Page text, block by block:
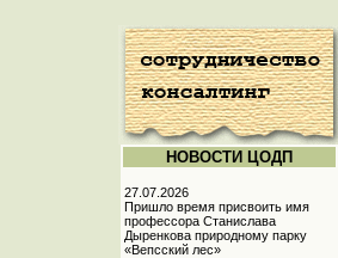
НОВОСТИ ЦОДП
27.07.2026
Пришло время присвоить имя
профессора Станислава
Дыренкова природному парку
«Вепсский лес»